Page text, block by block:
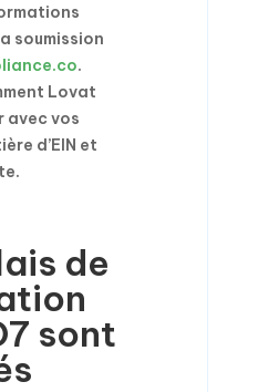
soumission
.
Lovat
avec vos
d’EIN et
de
sont